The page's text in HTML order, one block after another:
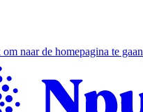
naar de homepagina te gaan